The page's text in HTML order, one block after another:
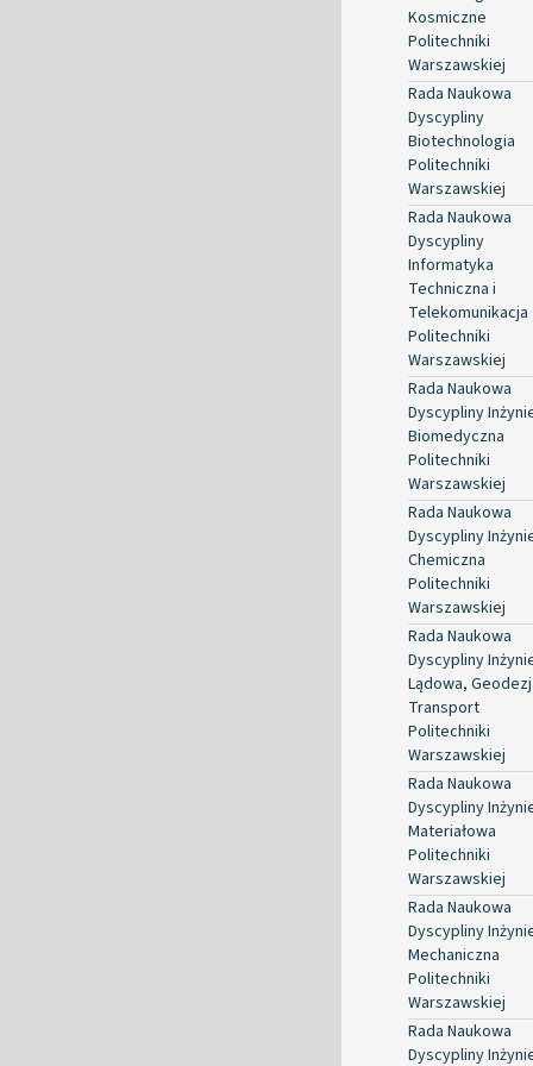
Kosmiczne
Politechniki
Warszawskiej
Rada Naukowa
Dyscypliny
Biotechnologia
Politechniki
Warszawskiej
Rada Naukowa
Dyscypliny
Informatyka
Techniczna i
Telekomunikacja
Politechniki
Warszawskiej
Rada Naukowa
Dyscypliny
Biomedyczna
Politechniki
Warszawskiej
Rada Naukowa
Dyscypliny
Chemiczna
Politechniki
Warszawskiej
Rada Naukowa
Dyscypliny
Lądowa,
Transport
Politechniki
Warszawskiej
Rada Naukowa
Dyscypliny
Materiałowa
Politechniki
Warszawskiej
Rada Naukowa
Dyscypliny
Mechaniczna
Politechniki
Warszawskiej
Rada Naukowa
Dyscypliny